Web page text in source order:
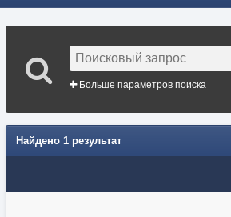
Больше параметров поиска
Найдено 1 результат